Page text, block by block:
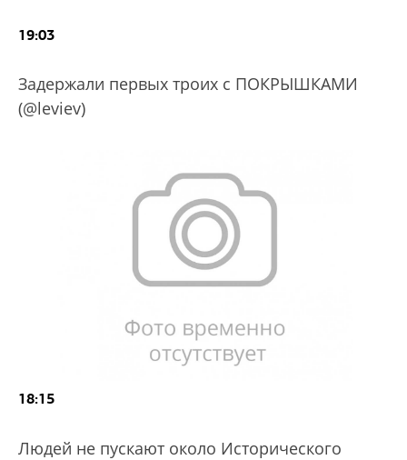
19:03
Задержали первых троих с ПОКРЫШКАМИ
(@leviev)
18:15
Людей не пускают около Исторического